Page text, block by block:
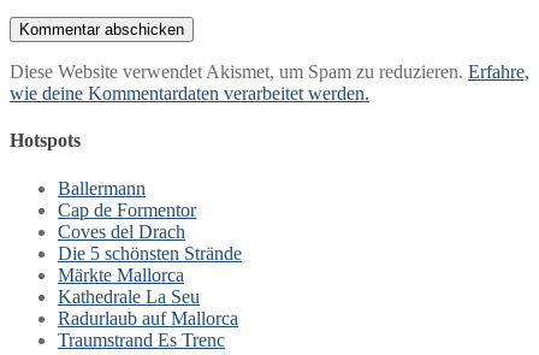
Diese Website verwendet Akismet, um Spam zu reduzieren. Erfahre,
wie deine Kommentardaten verarbeitet werden.
Hotspots
Ballermann
Cap de Formentor
Coves del Drach
Die 5 schönsten Strände
Märkte Mallorca
Kathedrale La Seu
Radurlaub auf Mallorca
Traumstrand Es Trenc